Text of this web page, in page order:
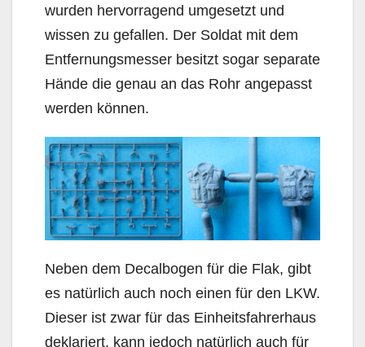
wurden hervorragend umgesetzt und
wissen zu gefallen. Der Soldat mit dem
Entfernungsmesser besitzt sogar separate
Hände die genau an das Rohr angepasst
werden können.
Neben dem Decalbogen für die Flak, gibt
es natürlich auch noch einen für den LKW.
Dieser ist zwar für das Einheitsfahrerhaus
deklariert, kann jedoch natürlich auch für